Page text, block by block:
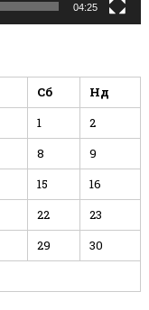
04:25
Сб
Нд
1
2
8
9
15
16
22
23
29
30